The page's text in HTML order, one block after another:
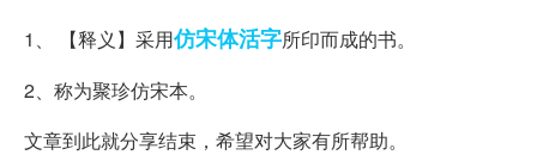
1、 【释义】采用仿宋体活字所印而成的书。
2、称为聚珍仿宋本。
文章到此就分享结束，希望对大家有所帮助。